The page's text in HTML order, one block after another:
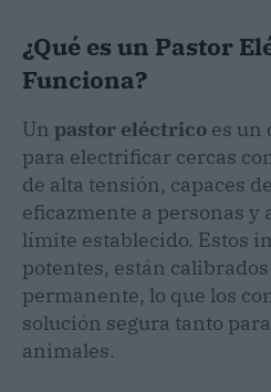
¿Qué es un Pastor
Funciona?
Un pastor eléctrico es un
para electrificar cercas
de alta tensión, capaces
eficazmente a personas y
límite establecido. Estos
potentes, están
permanente, lo que los
solución segura tanto
animales.